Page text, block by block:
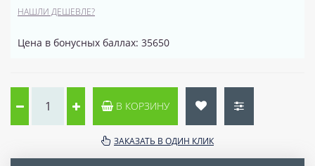
НАШЛИ ДЕШЕВЛЕ?
Цена в бонусных баллах: 35650
В КОРЗИНУ
ЗАКАЗАТЬ В ОДИН КЛИК